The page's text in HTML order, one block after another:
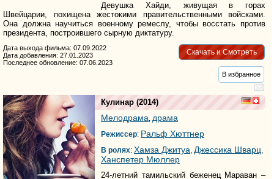
Девушка Хайди, живущая в горах
Швейцарии, похищена жестокими правительственными войсками.
Она должна научиться военному ремеслу, чтобы восстать против
президента, построившего сырную диктатуру.
Скачать и Смотреть
Дата выхода фильма: 07.09.2022
Дата добавления: 27.01.2023
Последнее обновление: 07.06.2023
В избранное
Кулинар (2014)
Мелодрама, драма
Режиссер: Ральф Хюттнер
В ролях: Хамза Джитуа, Джессика Шварц,
Ханспетер Мюллер
24-летний тамильский беженец Мараван –